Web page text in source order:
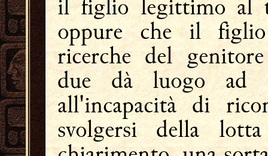
il figlio legittimo al
oppure che il
ricerche del
due dà luogo ad
all'incapacità di
svolgersi della